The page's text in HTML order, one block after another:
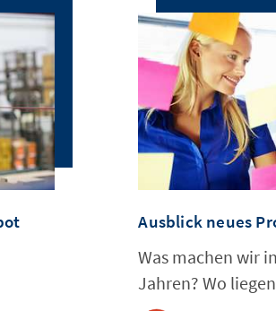
Ausblick neues
Was machen wir
Jahren? Wo